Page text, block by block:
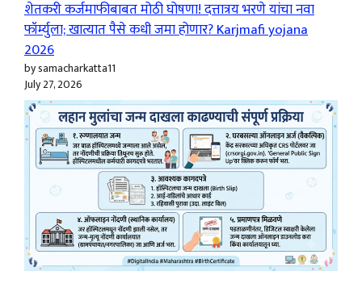
शेतकरी कर्जमाफीबाबत मोठी घोषणा! दत्तात्रय भरणे यांचा नवा
फॉर्म्युला; खात्यात पैसे कधी जमा होणार? Karjmafi yojana
2026
by samacharkatta11
July 27, 2026